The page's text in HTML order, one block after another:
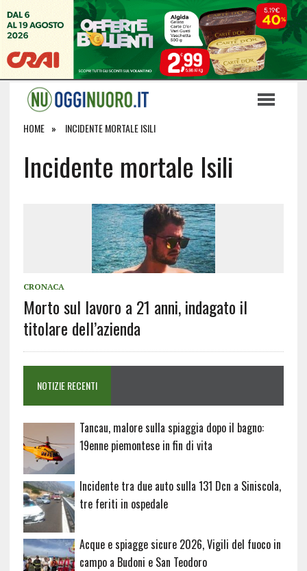
HOME INCIDENTE MORTALE ISILI
Incidente mortale Isili
CRONACA
Morto sul lavoro a 21 anni, indagato il
titolare dell’azienda
NOTIZIE RECENTI
Tancau, malore sulla spiaggia dopo il bagno:
19enne piemontese in fin di vita
Incidente tra due auto sulla 131 Dcn a Siniscola,
tre feriti in ospedale
Acque e spiagge sicure 2026, Vigili del fuoco in
campo a Budoni e San Teodoro